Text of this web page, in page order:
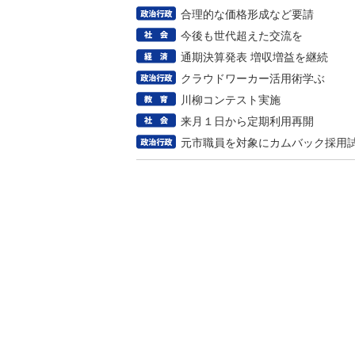
合理的な価格形成など要請
今後も世代超えた交流を
通期決算発表 増収増益を継続
クラウドワーカー活用術学ぶ
川柳コンテスト実施
来月１日から定期利用再開
元市職員を対象にカムバック採用